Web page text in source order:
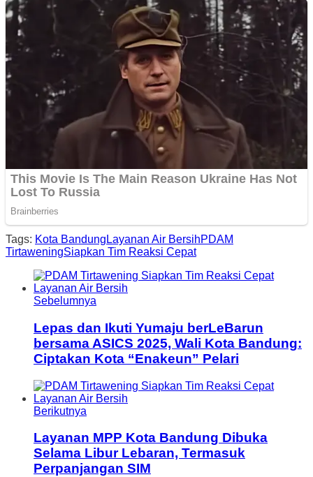
Tags: Kota Bandung Layanan Air BersihPDAM
TirtaweningSiapkan Tim Reaksi Cepat
Sebelumnya
Lepas dan Ikuti Yumaju berLeBarun
bersama ASICS 2025, Wali Kota Bandung:
Ciptakan Kota “Enakeun” Pelari
Berikutnya
Layanan MPP Kota Bandung Dibuka
Selama Libur Lebaran, Termasuk
Perpanjangan SIM